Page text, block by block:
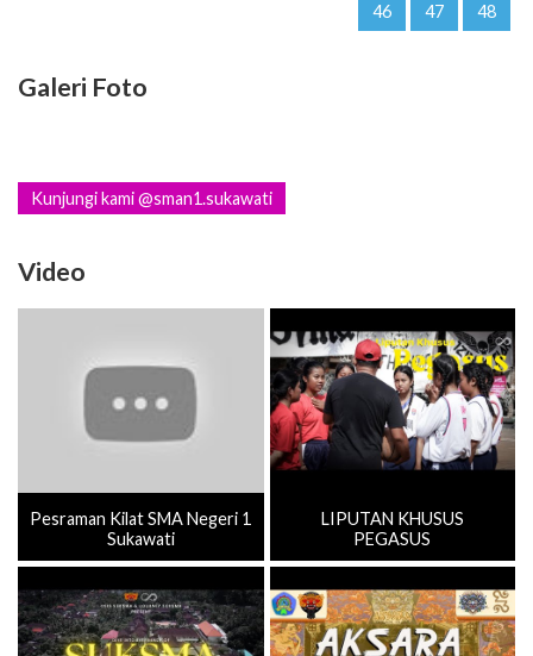
46 47 48
Galeri Foto
Kunjungi kami @sman1.sukawati
Video
Pesraman Kilat SMA Negeri 1
Sukawati
LIPUTAN KHUSUS
PEGASUS